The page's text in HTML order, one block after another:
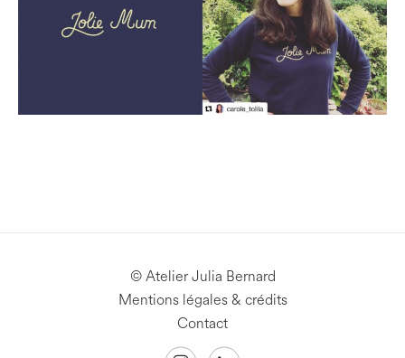
© Atelier Julia Bernard
Mentions légales & crédits
Contact